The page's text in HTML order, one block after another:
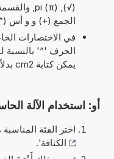
الجمع (+) و و أس
في الاختصارات
يمكن كتابة cm2 بدلاً من cm^2.
أو: استخدام الآلة
اختر الفئة
الكثافة'.